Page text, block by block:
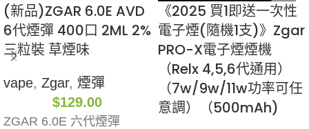
(新品)ZGAR 6.0E AVD
6代煙彈 400口 2ML 2%
三粒裝 草煙味
vape, Zgar, 煙彈
$129.00
ZGAR 6.0E 六代煙彈
《2025 買1即送一次性
電子煙(隨機1支)》Zgar
PRO-X電子煙煙機
（Relx 4,5,6代通用）
（7w/9w/11w功率可任
意調）（500mAh)